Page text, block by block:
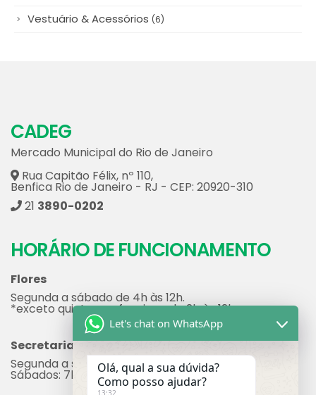
Vestuário & Acessórios (6)
CADEG
Mercado Municipal do Rio de Janeiro
Rua Capitão Félix, nº 110,
Benfica Rio de Janeiro - RJ - CEP: 20920-310
21 3890-0202
HORÁRIO DE FUNCIONAMENTO
Flores
Segunda a sábado de 4h às 12h.
*exceto quinta que funciona de 2h às 12h
Secretaria
Segunda a sexta: 7h às 17h
Sábados: 7h às 12h
Let's chat on WhatsApp
Olá, qual a sua dúvida?
Como posso ajudar?
13:32